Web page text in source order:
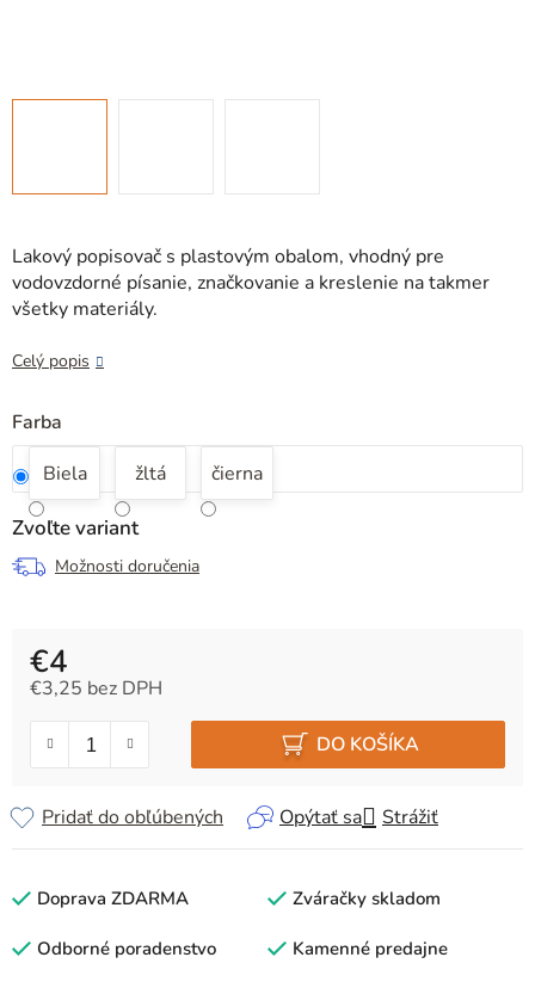
Lakový popisovač s plastovým obalom, vhodný pre
vodovzdorné písanie, značkovanie a kreslenie na takmer
všetky materiály.
Celý popis
Farba
Biela
žltá čierna
Zvoľte variant
Možnosti doručenia
€4
€3,25 bez DPH
DO KOŠÍKA
Opýtať sa Strážiť
Pridať do obľúbených
Doprava ZDARMA Zváračky skladom
Odborné poradenstvo Kamenné predajne